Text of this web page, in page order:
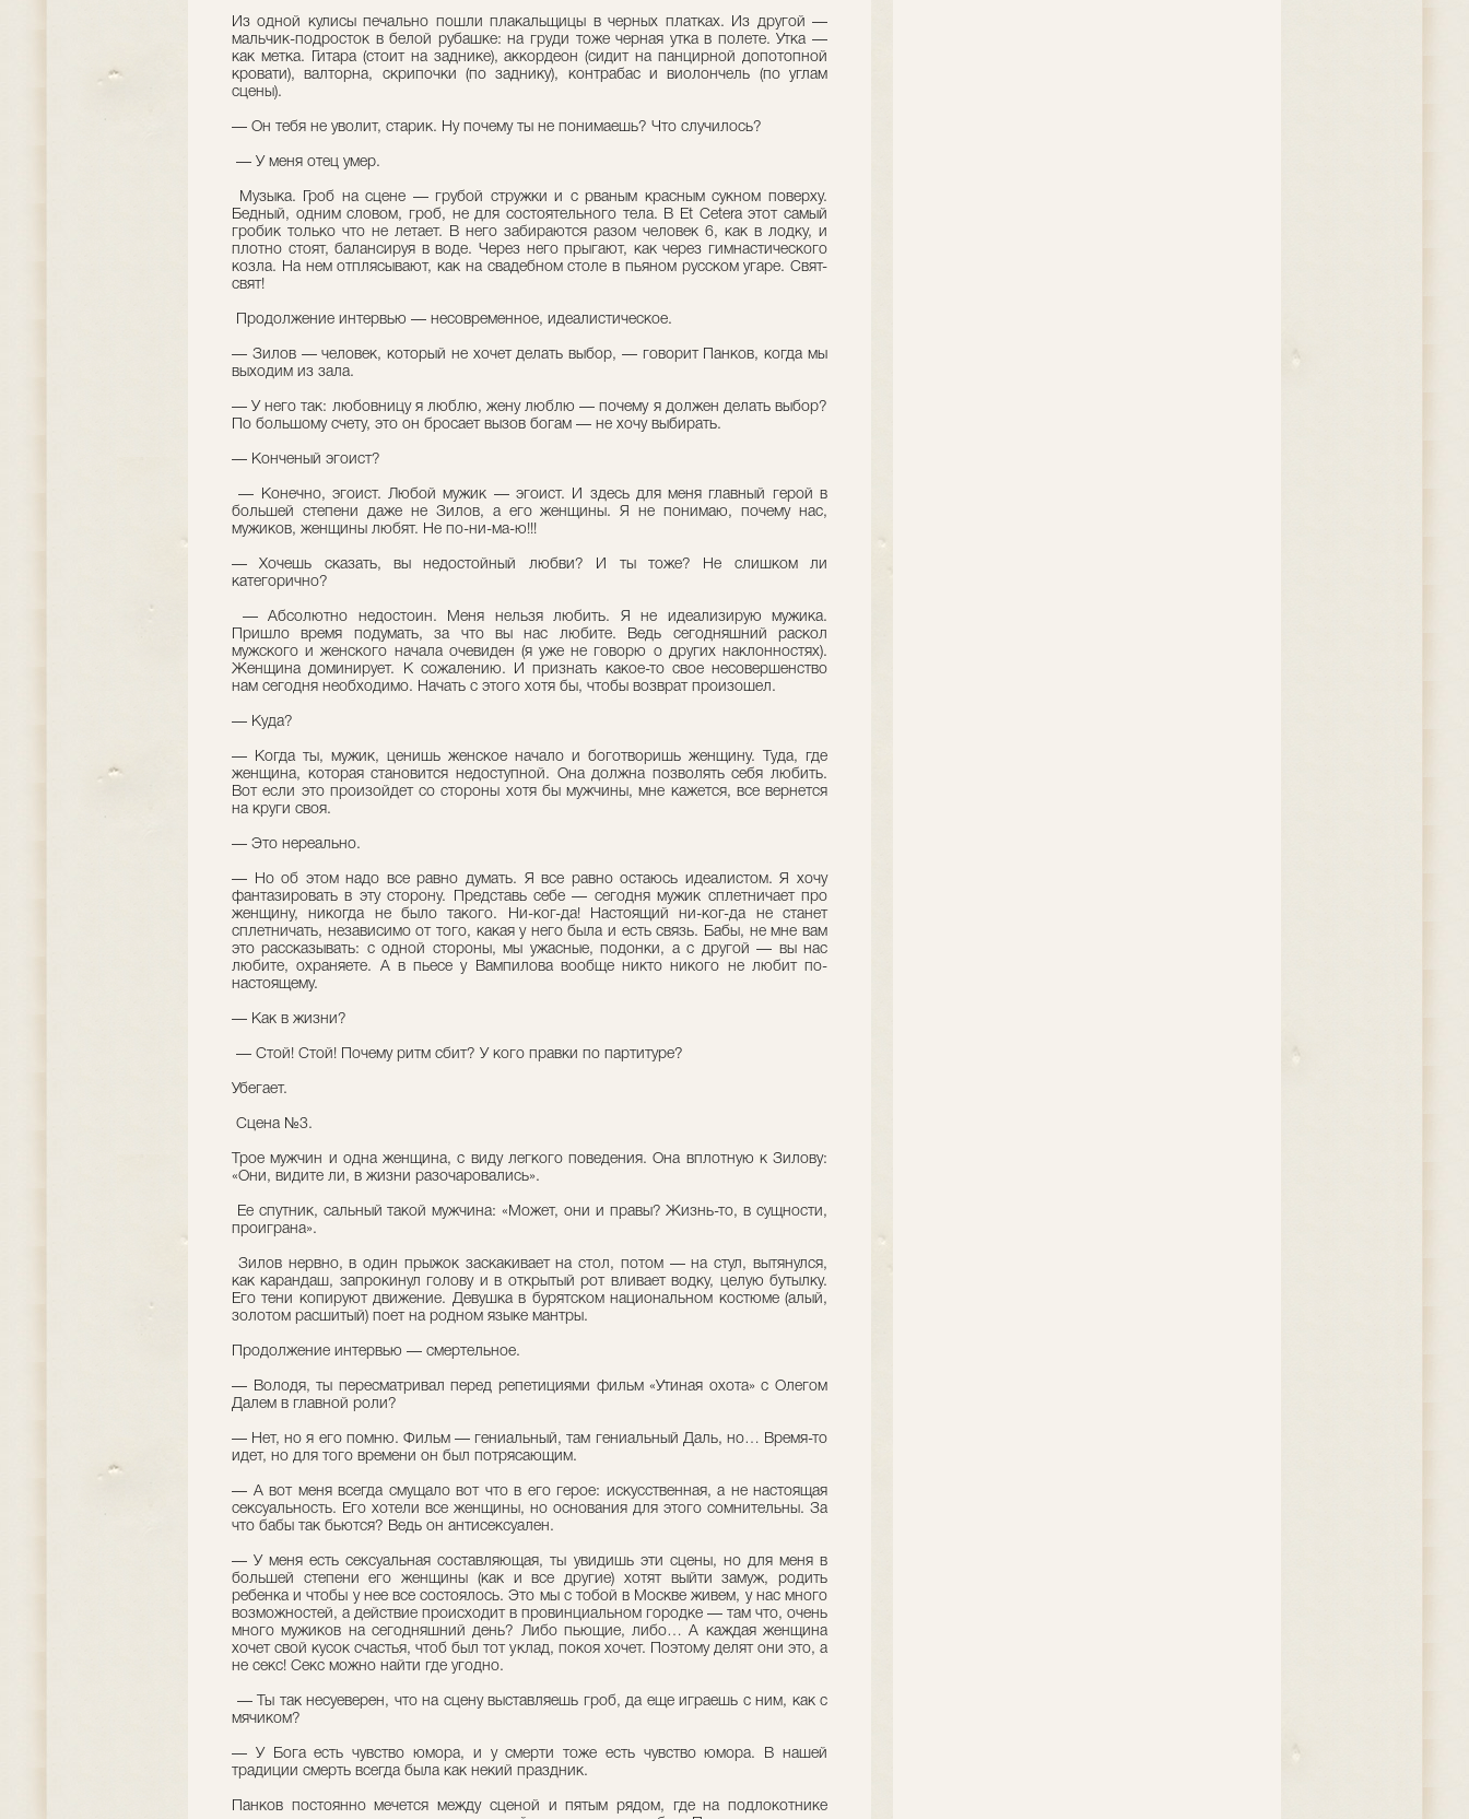
Из одной кулисы печально пошли плакальщицы в черных платках. Из другой —
мальчик-подросток в белой рубашке: на груди тоже черная утка в полете. Утка —
как метка. Гитара (стоит на заднике), аккордеон (сидит на панцирной допотопной
кровати), валторна, скрипочки (по заднику), контрабас и виолончель (по углам
сцены).
— Он тебя не уволит, старик. Ну почему ты не понимаешь? Что случилось?
— У меня отец умер.
Музыка. Гроб на сцене — грубой стружки и с рваным красным сукном поверху.
Бедный, одним словом, гроб, не для состоятельного тела. В Et Cetera этот самый
гробик только что не летает. В него забираются разом человек 6, как в лодку, и
плотно стоят, балансируя в воде. Через него прыгают, как через гимнастического
козла. На нем отплясывают, как на свадебном столе в пьяном русском угаре. Свят-
свят!
Продолжение интервью — несовременное, идеалистическое.
— Зилов — человек, который не хочет делать выбор, — говорит Панков, когда мы
выходим из зала.
— У него так: любовницу я люблю, жену люблю — почему я должен делать выбор?
По большому счету, это он бросает вызов богам — не хочу выбирать.
— Конченый эгоист?
— Конечно, эгоист. Любой мужик — эгоист. И здесь для меня главный герой в
большей степени даже не Зилов, а его женщины. Я не понимаю, почему нас,
мужиков, женщины любят. Не по-ни-ма-ю!!!
— Хочешь сказать, вы недостойный любви? И ты тоже? Не слишком ли
категорично?
— Абсолютно недостоин. Меня нельзя любить. Я не идеализирую мужика.
Пришло время подумать, за что вы нас любите. Ведь сегодняшний раскол
мужского и женского начала очевиден (я уже не говорю о других наклонностях).
Женщина доминирует. К сожалению. И признать какое-то свое несовершенство
нам сегодня необходимо. Начать с этого хотя бы, чтобы возврат произошел.
— Куда?
— Когда ты, мужик, ценишь женское начало и боготворишь женщину. Туда, где
женщина, которая становится недоступной. Она должна позволять себя любить.
Вот если это произойдет со стороны хотя бы мужчины, мне кажется, все вернется
на круги своя.
— Это нереально.
— Но об этом надо все равно думать. Я все равно остаюсь идеалистом. Я хочу
фантазировать в эту сторону. Представь себе — сегодня мужик сплетничает про
женщину, никогда не было такого. Ни-ког-да! Настоящий ни-ког-да не станет
сплетничать, независимо от того, какая у него была и есть связь. Бабы, не мне вам
это рассказывать: с одной стороны, мы ужасные, подонки, а с другой — вы нас
любите, охраняете. А в пьесе у Вампилова вообще никто никого не любит по-
настоящему.
— Как в жизни?
— Стой! Стой! Почему ритм сбит? У кого правки по партитуре?
Убегает.
Сцена №3.
Трое мужчин и одна женщина, с виду легкого поведения. Она вплотную к Зилову:
«Они, видите ли, в жизни разочаровались».
Ее спутник, сальный такой мужчина: «Может, они и правы? Жизнь-то, в сущности,
проиграна».
Зилов нервно, в один прыжок заскакивает на стол, потом — на стул, вытянулся,
как карандаш, запрокинул голову и в открытый рот вливает водку, целую бутылку.
Его тени копируют движение. Девушка в бурятском национальном костюме (алый,
золотом расшитый) поет на родном языке мантры.
Продолжение интервью — смертельное.
— Володя, ты пересматривал перед репетициями фильм «Утиная охота» с Олегом
Далем в главной роли?
— Нет, но я его помню. Фильм — гениальный, там гениальный Даль, но… Время-то
идет, но для того времени он был потрясающим.
— А вот меня всегда смущало вот что в его герое: искусственная, а не настоящая
сексуальность. Его хотели все женщины, но основания для этого сомнительны. За
что бабы так бьются? Ведь он антисексуален.
— У меня есть сексуальная составляющая, ты увидишь эти сцены, но для меня в
большей степени его женщины (как и все другие) хотят выйти замуж, родить
ребенка и чтобы у нее все состоялось. Это мы с тобой в Москве живем, у нас много
возможностей, а действие происходит в провинциальном городке — там что, очень
много мужиков на сегодняшний день? Либо пьющие, либо… А каждая женщина
хочет свой кусок счастья, чтоб был тот уклад, покоя хочет. Поэтому делят они это, а
не секс! Секс можно найти где угодно.
— Ты так несуеверен, что на сцену выставляешь гроб, да еще играешь с ним, как с
мячиком?
— У Бога есть чувство юмора, и у смерти тоже есть чувство юмора. В нашей
традиции смерть всегда была как некий праздник.
Панков постоянно мечется между сценой и пятым рядом, где на подлокотнике